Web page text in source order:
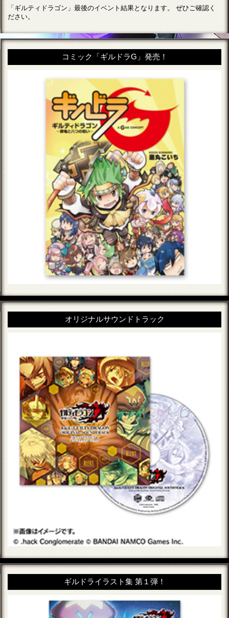
「ギルティドラゴン」最後のイベント結果となります。 ぜひご確認く
ださい。
コミック「ギルドラG」発売！
オリジナルサウンドトラック
ギルドライラスト集 第１弾！